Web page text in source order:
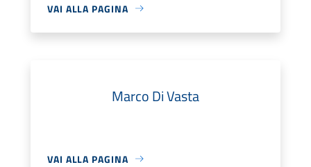
VAI ALLA PAGINA
Marco Di Vasta
VAI ALLA PAGINA